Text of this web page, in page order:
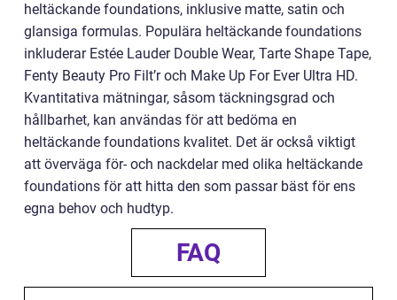
heltäckande foundations, inklusive matte, satin och
glansiga formulas. Populära heltäckande foundations
inkluderar Estée Lauder Double Wear, Tarte Shape Tape,
Fenty Beauty Pro Filt’r och Make Up For Ever Ultra HD.
Kvantitativa mätningar, såsom täckningsgrad och
hållbarhet, kan användas för att bedöma en
heltäckande foundations kvalitet. Det är också viktigt
att överväga för- och nackdelar med olika heltäckande
foundations för att hitta den som passar bäst för ens
egna behov och hudtyp.
FAQ